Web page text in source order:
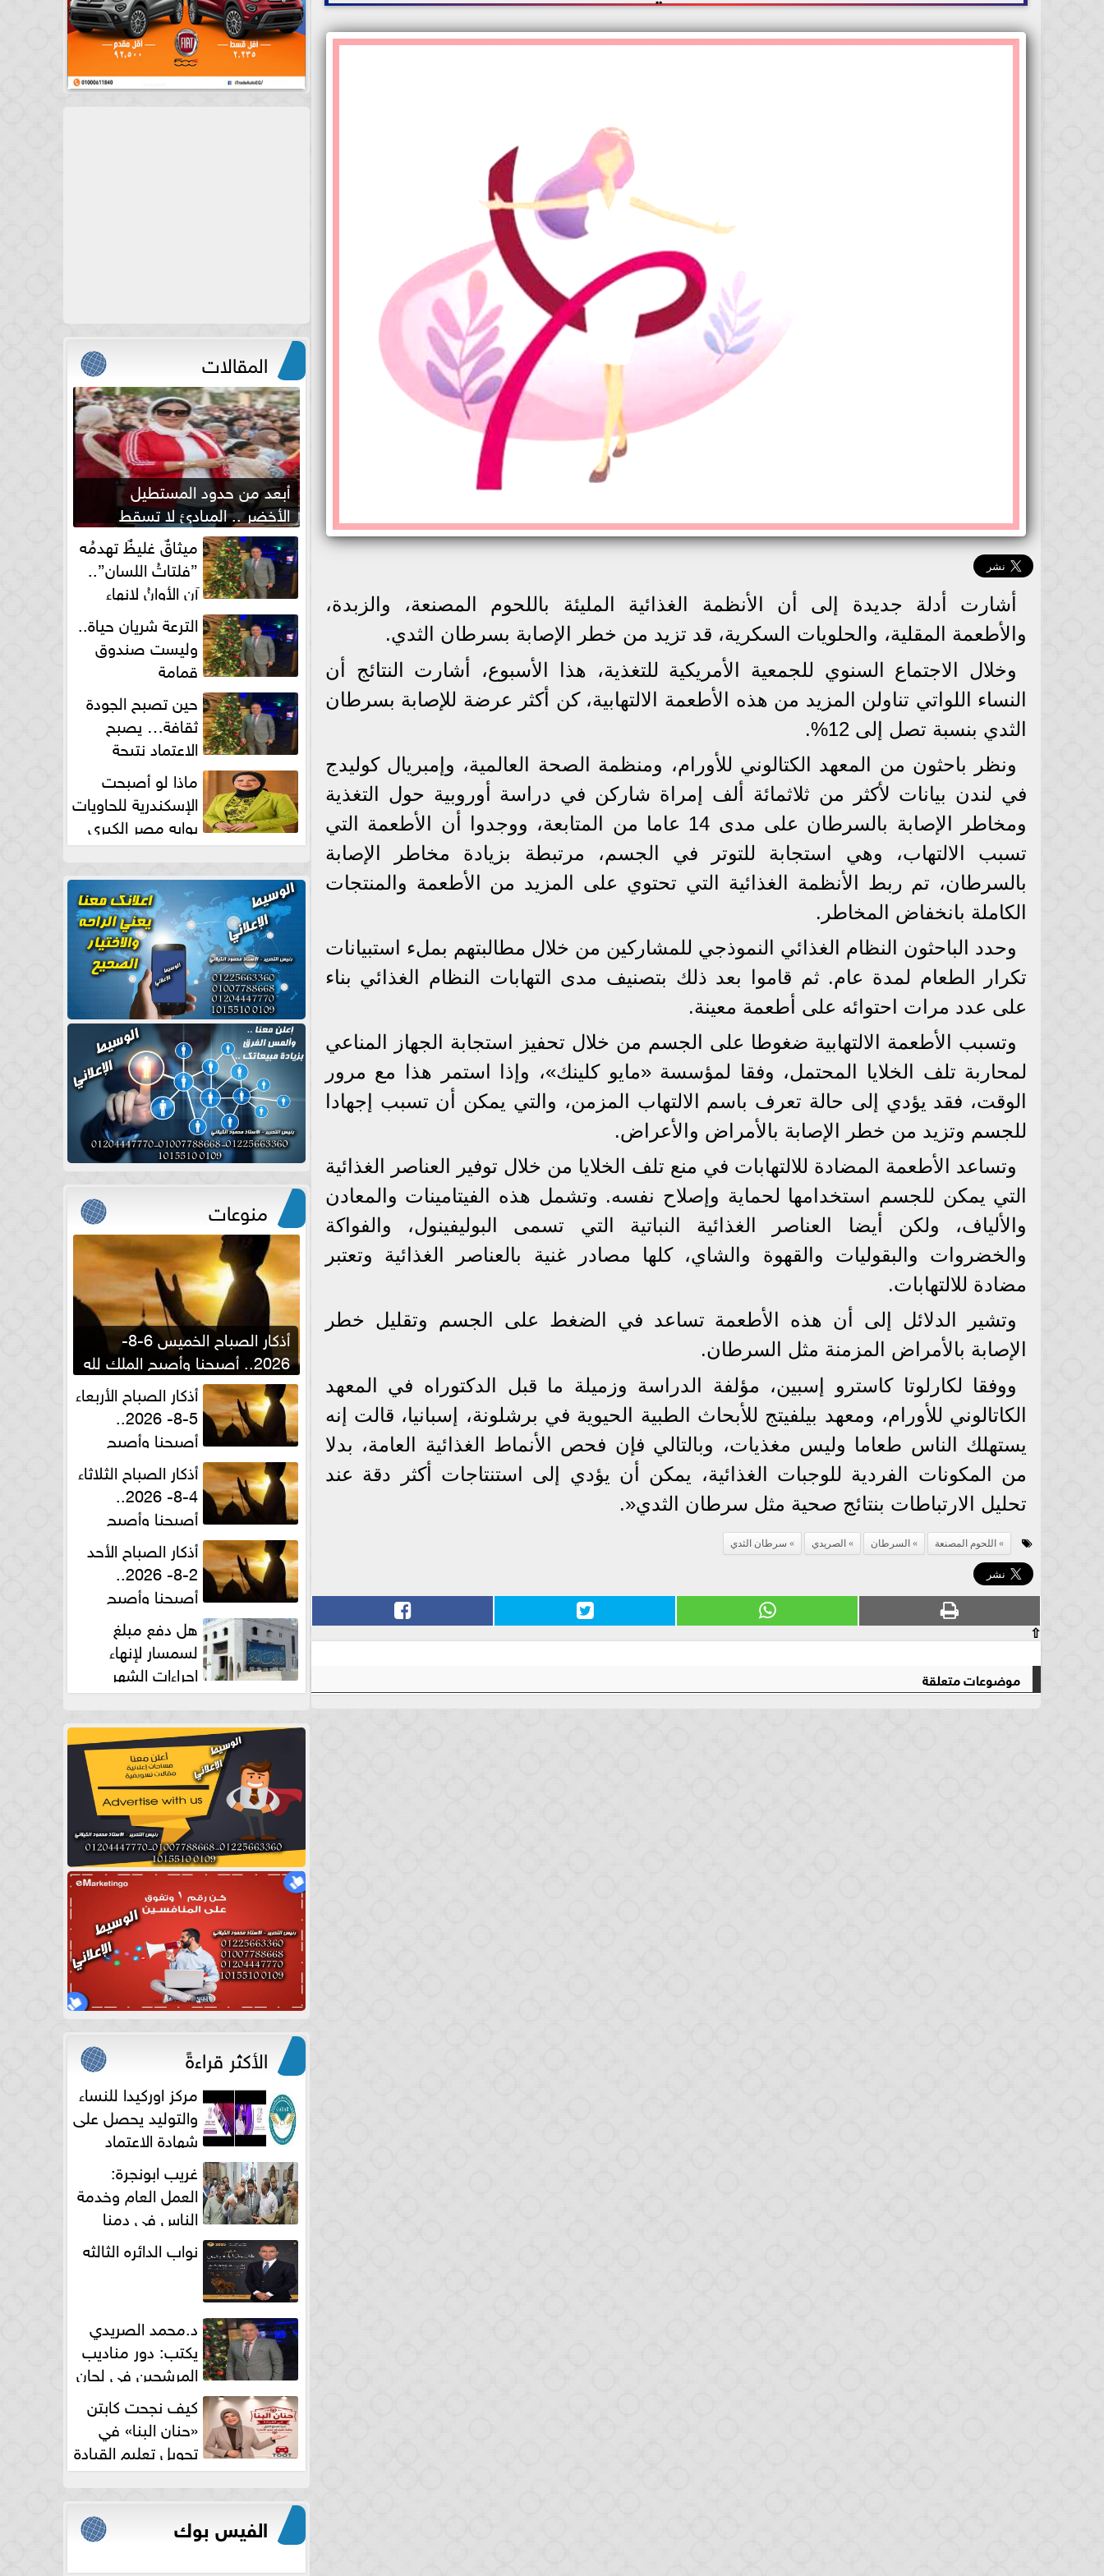
أشارت أدلة جديدة إلى أن الأنظمة الغذائية المليئة باللحوم المصنعة، والزبدة،
والأطعمة المقلية، والحلويات السكرية، قد تزيد من خطر الإصابة بسرطان الثدي.
وخلال الاجتماع السنوي للجمعية الأمريكية للتغذية، هذا الأسبوع، أشارت النتائج أن
النساء اللواتي تناولن المزيد من هذه الأطعمة الالتهابية، كن أكثر عرضة للإصابة بسرطان
الثدي بنسبة تصل إلى 12%.
ونظر باحثون من المعهد الكتالوني للأورام، ومنظمة الصحة العالمية، وإمبريال كوليدج
في لندن بيانات لأكثر من ثلاثمائة ألف إمراة شاركن في دراسة أوروبية حول التغذية
ومخاطر الإصابة بالسرطان على مدى 14 عاما من المتابعة، ووجدوا أن الأطعمة التي
تسبب الالتهاب، وهي استجابة للتوتر في الجسم، مرتبطة بزيادة مخاطر الإصابة
بالسرطان، تم ربط الأنظمة الغذائية التي تحتوي على المزيد من الأطعمة والمنتجات
الكاملة بانخفاض المخاطر.
وحدد الباحثون النظام الغذائي النموذجي للمشاركين من خلال مطالبتهم بملء استبيانات
تكرار الطعام لمدة عام. ثم قاموا بعد ذلك بتصنيف مدى التهابات النظام الغذائي بناء
على عدد مرات احتوائه على أطعمة معينة.
وتسبب الأطعمة الالتهابية ضغوطا على الجسم من خلال تحفيز استجابة الجهاز المناعي
لمحاربة تلف الخلايا المحتمل، وفقا لمؤسسة «مايو كلينك»، وإذا استمر هذا مع مرور
الوقت، فقد يؤدي إلى حالة تعرف باسم الالتهاب المزمن، والتي يمكن أن تسبب إجهادا
للجسم وتزيد من خطر الإصابة بالأمراض والأعراض.
وتساعد الأطعمة المضادة للالتهابات في منع تلف الخلايا من خلال توفير العناصر الغذائية
التي يمكن للجسم استخدامها لحماية وإصلاح نفسه. وتشمل هذه الفيتامينات والمعادن
والألياف، ولكن أيضا العناصر الغذائية النباتية التي تسمى البوليفينول، والفواكة
والخضروات والبقوليات والقهوة والشاي، كلها مصادر غنية بالعناصر الغذائية وتعتبر
مضادة للالتهابات.
وتشير الدلائل إلى أن هذه الأطعمة تساعد في الضغط على الجسم وتقليل خطر
الإصابة بالأمراض المزمنة مثل السرطان.
ووفقا لكارلوتا كاسترو إسبين، مؤلفة الدراسة وزميلة ما قبل الدكتوراه في المعهد
الكاتالوني للأورام، ومعهد بيلفيتج للأبحاث الطبية الحيوية في برشلونة، إسبانيا، قالت إنه
يستهلك الناس طعاما وليس مغذيات، وبالتالي فإن فحص الأنماط الغذائية العامة، بدلا
من المكونات الفردية للوجبات الغذائية، يمكن أن يؤدي إلى استنتاجات أكثر دقة عند
تحليل الارتباطات بنتائج صحية مثل سرطان الثدي«.
اللحوم المصنعة السرطان الصريدي سرطان الثدي
⇧
موضوعات متعلقة
المقالات
أبعد من حدود المستطيل
الأخضر .. المبادئ لا تسقط
بصفارة الحكم ميثاقٌ غليظٌ تهدمُه
”فلتاتُ اللسان”..
آن الأوانُ لإنهاءِ
فوضى الطلاق الشفهي!الترعة شريان حياة..
وليست صندوق
قمامة
حين تصبح الجودة
ثقافة… يصبح
الاعتماد نتيجة
طبيعية
ماذا لو أصبحت
الإسكندرية للحاويات
بوابه مصر الكبري
للتجارة العالمية بقلم د...
منوعات
أذكار الصباح الخميس 6-8-
2026.. أصبحنا وأصبح الملك لله
والحمد لله
أذكار الصباح الأربعاء
5-8- 2026..
أصبحنا وأصبح
الملك لله والحمد للهأذكار الصباح الثلاثاء
4-8- 2026..
أصبحنا وأصبح
الملك لله والحمد للهأذكار الصباح الأحد
2-8- 2026..
أصبحنا وأصبح
الملك لله والحمد للههل دفع مبلغ
لسمسار لإنهاء
إجراءات الشهر
العقارى حلال؟.. أمين الفتوى يجيب
الأكثر قراءةً
مركز اوركيدا للنساء
والتوليد يحصل على
شهادة الاعتماد
الكامل
غريب ابونجرة:
العمل العام وخدمة
الناس فى دمنا
نواب الدائره الثالثه
د.محمد الصريدي
يكتب: دور مناديب
المرشحين في لجان
الانتخابات
كيف نجحت كابتن
«حنان البنا» في
تحويل تعليم القيادة
النسائية من خوف...
الفيس بوك